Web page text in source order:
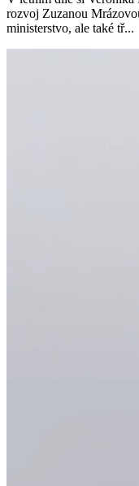
rozvoj Zuzanou
ministerstvo, ale také tř...